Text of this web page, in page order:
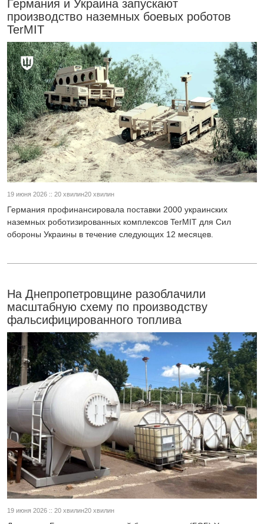
Германия и Украина запускают
производство наземных боевых роботов
TerMIT
19 июня 2026 :: 20 хвилин20 хвилин
Германия профинансировала поставки 2000 украинских
наземных роботизированных комплексов TerMIT для Сил
обороны Украины в течение следующих 12 месяцев.
На Днепропетровщине разоблачили
масштабную схему по производству
фальсифицированного топлива
19 июня 2026 :: 20 хвилин20 хвилин